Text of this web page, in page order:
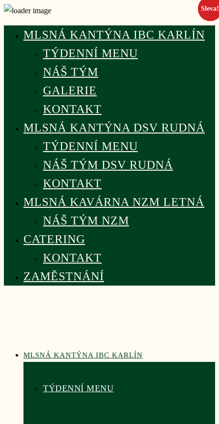
MLSNÁ KANTÝNA IBC KARLÍN
TÝDENNÍ MENU
NÁŠ TÝM
GALERIE
KONTAKT
MLSNÁ KANTÝNA DSV RUDNÁ
TÝDENNÍ MENU
NÁŠ TÝM DSV RUDNÁ
KONTAKT
MLSNÁ KAVÁRNA NZM LETNÁ
NÁŠ TÝM NZM
CATERING
KONTAKT
ZAMĚSTNÁNÍ
MLSNÁ KANTÝNA IBC KARLÍN
TÝDENNÍ MENU
Sleva!
Sleva!
Sleva!